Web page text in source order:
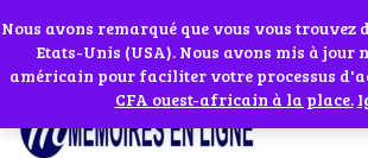
Abonnes toi à notre chaîne WhatsApp en cliquant sur
Si vous avez besoin d'assistance Contactez-
+229 01 95 33 60 26
Nous avons remarqué que vous vous trouvez
Etats-Unis (USA). Nous avons mis à jour
américain pour faciliter votre processus
CFA ouest-africain à la place.